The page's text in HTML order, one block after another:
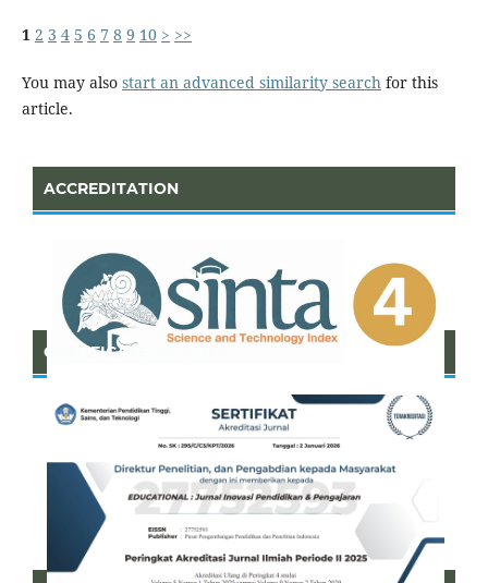
1 2 3 4 5 6 7 8 9 10 > >>
You may also start an advanced similarity searchfor this
article.
ACCREDITATION
CERTIFICATE OF SINTA